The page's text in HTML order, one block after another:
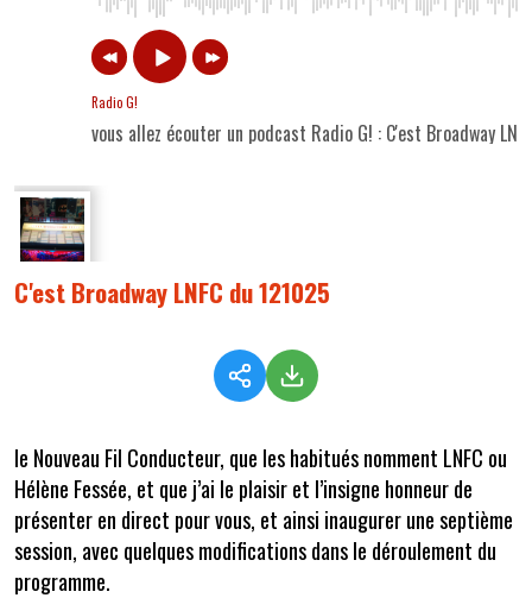
Radio G!
vous allez écouter un podcast Radio G! : C'est Broadway
C'est Broadway LNFC du 121025
le Nouveau Fil Conducteur, que les habitués nomment LNFC ou
Hélène Fessée, et que j’ai le plaisir et l’insigne honneur de
présenter en direct pour vous, et ainsi inaugurer une septième
session, avec quelques modifications dans le déroulement du
programme.